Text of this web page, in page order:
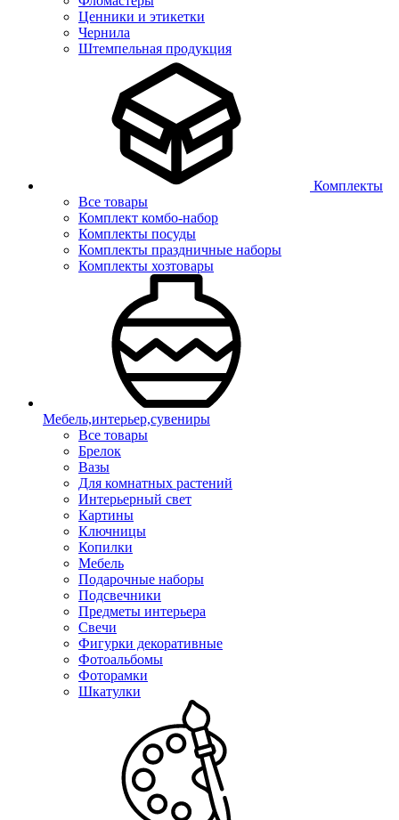
Ценники и этикетки
Чернила
Штемпельная продукция
Комплекты
Все товары
Комплект комбо-набор
Комплекты посуды
Комплекты праздничные наборы
Комплекты хозтовары
Мебель,интерьер,сувениры
Все товары
Брелок
Вазы
Для комнатных растений
Интерьерный свет
Картины
Ключницы
Копилки
Мебель
Подарочные наборы
Подсвечники
Предметы интерьера
Свечи
Фигурки декоративные
Фотоальбомы
Фоторамки
Шкатулки